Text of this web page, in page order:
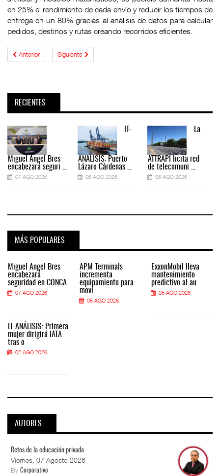
en 25% el rendimiento de cada envío y reducir los tiempos de
entrega en un 80% gracias al análisis de datos para calcular
pedidos, destinos y rutas creando recorridos eficientes.
Anterior Siguiente
RECIENTES
Miguel Ángel Bres
encabezará seguri ...
07 AGO 2026
IT-
ANÁLISIS: Puerto
Lázaro Cárdenas ...
06 AGO 2026
La
ATTRAPI licita red
de telecomuni ...
06 AGO 2026
MÁS POPULARES
Miguel Ángel Bres
encabezará
seguridad en CONCA
07 AGO 2026
IT-ANÁLISIS: Primera
mujer dirigirá IATA
tras o
02 AGO 2026
APM Terminals
incrementa
equipamiento para
movi
05 AGO 2026
ExxonMobil lleva
mantenimiento
predictivo al au
05 AGO 2026
AUTORES
Retos de la educación privada
Viernes, 07 Agosto 2026
By Corporativo